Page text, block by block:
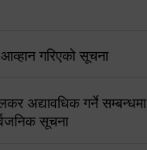
गरिएको सूचना
अद्यावधिक गर्ने सम्बन्धमा
सूचना